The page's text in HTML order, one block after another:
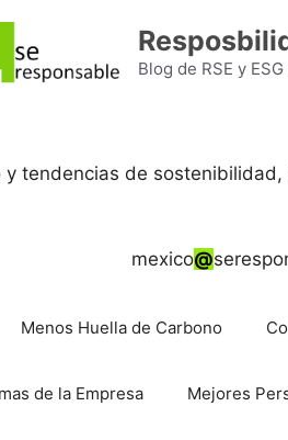
Blog de RSE y
tendencias de
mexico@
Menos Huella de Carbono
de la Empresa Mejores